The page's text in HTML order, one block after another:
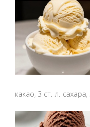
какао, 3 ст. л.